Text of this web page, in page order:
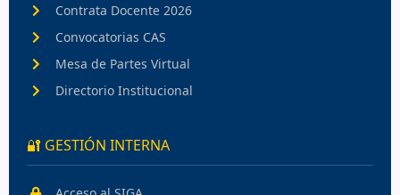
Contrata Docente 2026
Convocatorias CAS
Mesa de Partes Virtual
Directorio Institucional
🔐 GESTIÓN INTERNA